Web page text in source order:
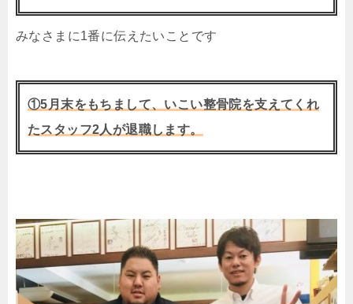
みなさまに1番に伝えたいことです
①5月末をもちまして、いこい整骨院を支えてくれ
たスタッフ2人が退職します。